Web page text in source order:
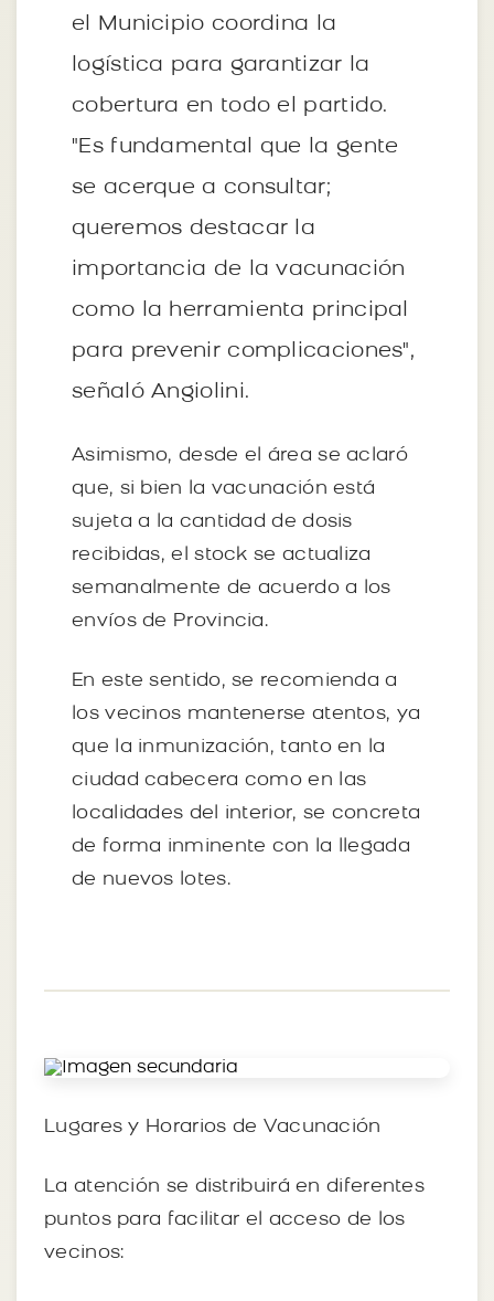
el Municipio coordina la
logística para garantizar la
cobertura en todo el partido.
"Es fundamental que la gente
se acerque a consultar;
queremos destacar la
importancia de la vacunación
como la herramienta principal
para prevenir complicaciones",
señaló Angiolini.
Asimismo, desde el área se aclaró
que, si bien la vacunación está
sujeta a la cantidad de dosis
recibidas, el stock se actualiza
semanalmente de acuerdo a los
envíos de Provincia.
En este sentido, se recomienda a
los vecinos mantenerse atentos, ya
que la inmunización, tanto en la
ciudad cabecera como en las
localidades del interior, se concreta
de forma inminente con la llegada
de nuevos lotes.
Lugares y Horarios de Vacunación
La atención se distribuirá en diferentes
puntos para facilitar el acceso de los
vecinos: